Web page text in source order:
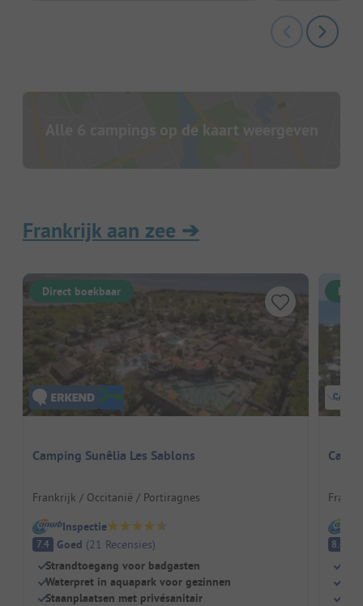
Alle 6 campings op de kaart weergeven
Frankrijk aan zee ➔
Direct boekbaar
Camping Sunêlia Les Sablons
Frankrijk / Occitanië / Portiragnes
Inspectie
7.4 Goed (21 Recensies)
Strandtoegang voor badgasten
Waterpret in aquapark voor gezinnen
Staanplaatsen met privésanitair
8.4